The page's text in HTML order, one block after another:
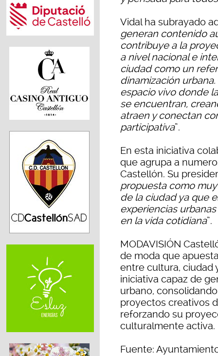
Vidal ha subrayado
generan contenido
contribuye a la
a nivel nacional e
ciudad como un
dinamización
espacio vivo donde
se encuentran,
atraen y conectan
participativa”.
En esta iniciativa
que agrupa a
Castellón. Su
propuesta como
de la ciudad ya que
experiencias
en la vida cotidiana”.
MODAVISIÓN
de moda que
entre cultura, ciudad
iniciativa capaz de
urbano,
proyectos creativos
reforzando su
culturalmente activa.
Fuente: